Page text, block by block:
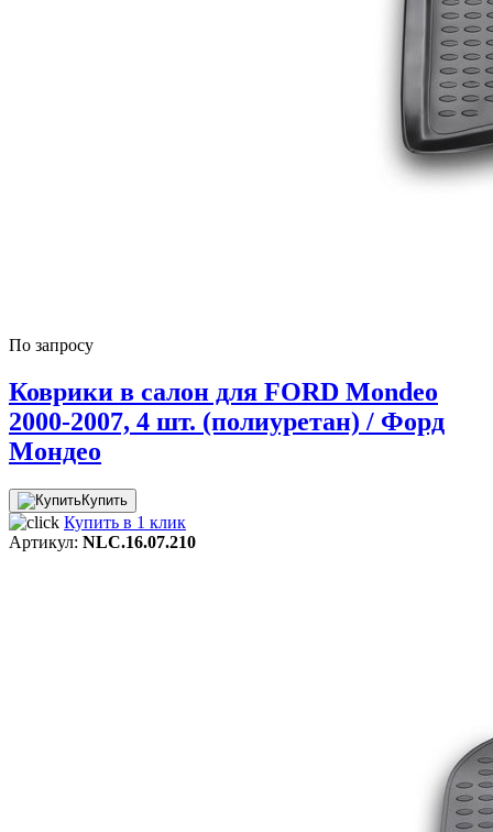
По запросу
Коврики в салон для FORD Mondeo
2000-2007, 4 шт. (полиуретан) / Форд
Мондео
Купить
Купить в 1 клик
Артикул: NLC.16.07.210